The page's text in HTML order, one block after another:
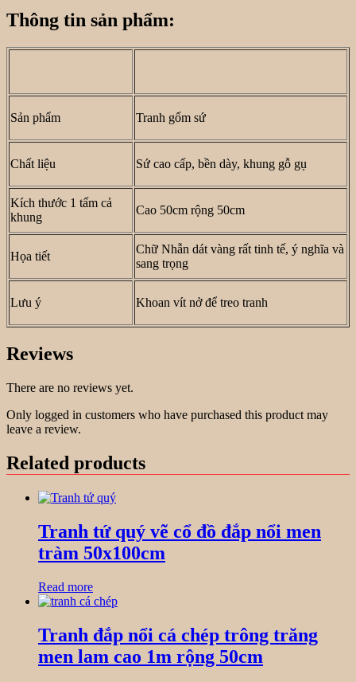
Thông tin sản phẩm:
Sản phẩm Tranh gốm sứ
Chất liệu Sứ cao cấp, bền dày, khung gỗ gụ
Kích thước 1 tấm cả
khung
Cao 50cm rộng 50cm
Họa tiết
Chữ Nhẫn dát vàng rất tinh tế, ý nghĩa và
sang trọng
Lưu ý Khoan vít nở để treo tranh
Reviews
There are no reviews yet.
Only logged in customers who have purchased this product may
leave a review.
Related products
Tranh tứ quý vẽ cổ đồ đắp nổi men
tràm 50x100cm
Read more
Tranh đắp nổi cá chép trông trăng
men lam cao 1m rộng 50cm